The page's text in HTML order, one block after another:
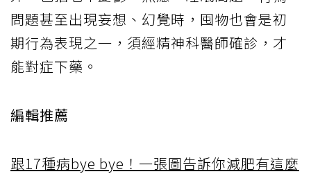
問題甚至出現妄想、幻覺時，囤物也會是初
期行為表現之一，須經精神科醫師確診，才
能對症下藥。
編輯推薦
跟17種病bye bye！一張圖告訴你減肥有這麼